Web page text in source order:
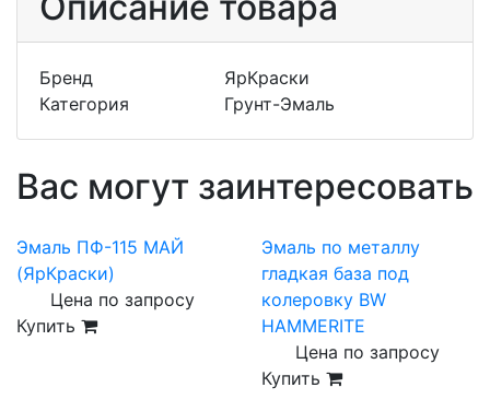
Бренд
ЯрКраски
Категория
Грунт-Эмаль
Вас могут заинтересовать
Эмаль ПФ-115 МАЙ
(ЯрКраски)
Цена по запросу
Купить
Эмаль по металлу
гладкая база под
колеровку BW
HAMMERITE
Цена по запросу
Купить